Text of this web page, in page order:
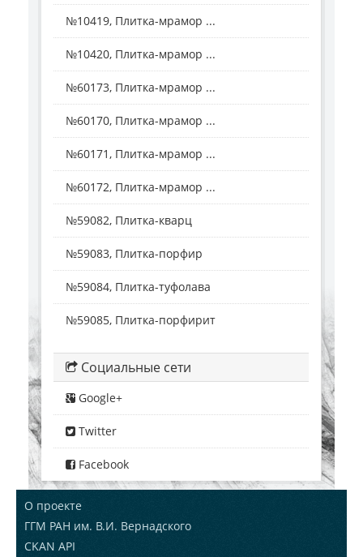
№10419, Плитка-мрамор ...
№10420, Плитка-мрамор ...
№60173, Плитка-мрамор ...
№60170, Плитка-мрамор ...
№60171, Плитка-мрамор ...
№60172, Плитка-мрамор ...
№59082, Плитка-кварц
№59083, Плитка-порфир
№59084, Плитка-туфолава
№59085, Плитка-порфирит
Социальные сети
Google+
Twitter
Facebook
О проекте
ГГМ РАН им. В.И. Вернадского
CKAN API